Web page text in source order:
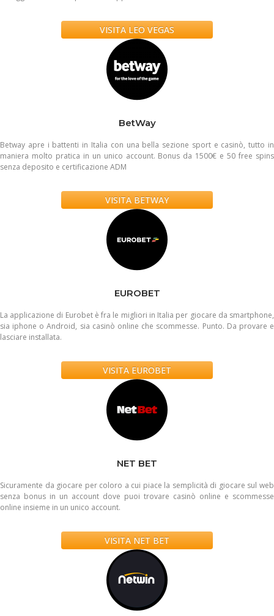
VISITA LEO VEGAS
BetWay
Betway apre i battenti in Italia con una bella sezione sport e casinò, tutto in
maniera molto pratica in un unico account. Bonus da 1500€ e 50 free spins
senza deposito e certificazione ADM
VISITA BETWAY
EUROBET
La applicazione di Eurobet è fra le migliori in Italia per giocare da smartphone,
sia iphone o Android, sia casinò online che scommesse. Punto. Da provare e
lasciare installata.
VISITA EUROBET
NET BET
Sicuramente da giocare per coloro a cui piace la semplicità di giocare sul web
senza bonus in un account dove puoi trovare casinò online e scommesse
online insieme in un unico account.
VISITA NET BET